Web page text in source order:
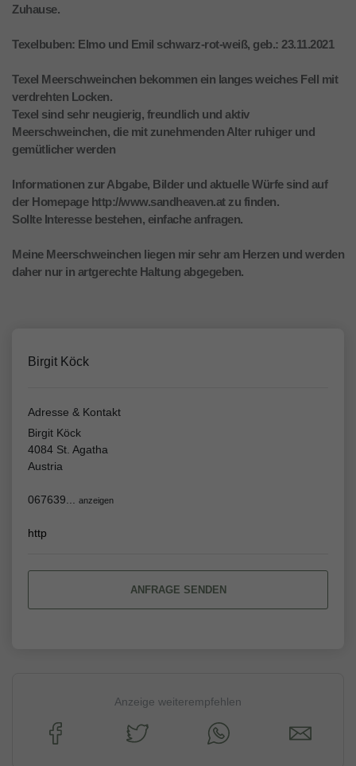
Zuhause.
Texelbuben: Elmo und Emil schwarz-rot-weiß, geb.: 23.11.2021
Texel Meerschweinchen bekommen ein langes weiches Fell mit
verdrehten Locken.
Texel sind sehr neugierig, freundlich und aktiv
Meerschweinchen, die mit zunehmenden Alter ruhiger und
gemütlicher werden
Informationen zur Abgabe, Bilder und aktuelle Würfe sind auf
der Homepage http://www.sandheaven.at zu finden.
Sollte Interesse bestehen, einfache anfragen.
Meine Meerschweinchen liegen mir sehr am Herzen und werden
daher nur in artgerechte Haltung abgegeben.
Birgit Köck
Adresse & Kontakt
Birgit Köck
4084 St. Agatha
Austria
067639... anzeigen
http
ANFRAGE SENDEN
Anzeige weiterempfehlen